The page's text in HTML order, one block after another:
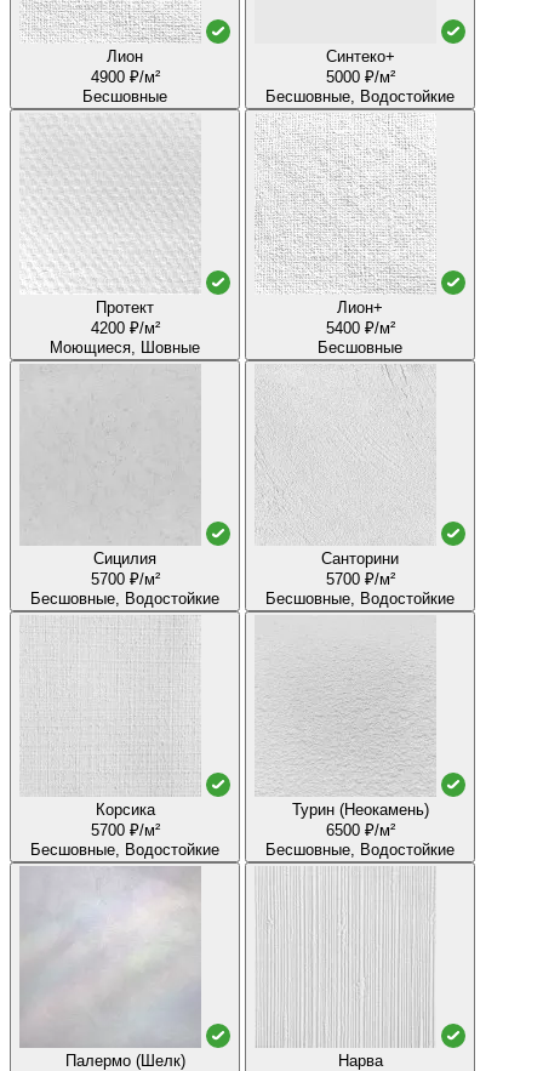
Лион
4900 ₽/м²
Бесшовные
Синтеко+
5000 ₽/м²
Бесшовные, Водостойкие
Протект
4200 ₽/м²
Моющиеся, Шовные
Лион+
5400 ₽/м²
Бесшовные
Сицилия
5700 ₽/м²
Бесшовные, Водостойкие
Санторини
5700 ₽/м²
Бесшовные, Водостойкие
Корсика
5700 ₽/м²
Бесшовные, Водостойкие
Турин (Неокамень)
6500 ₽/м²
Бесшовные, Водостойкие
Палермо (Шелк)
Нарва